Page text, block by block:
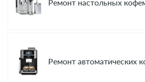
Ремонт настольных
Ремонт автоматических